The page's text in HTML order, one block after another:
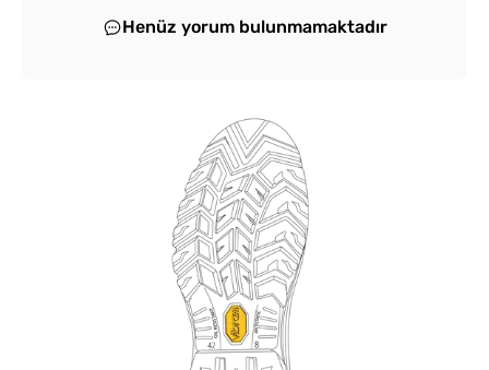
Henüz yorum bulunmamaktadır